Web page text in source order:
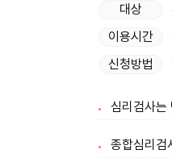
대상
이용시간
신청방법
심리검사는
종합심리